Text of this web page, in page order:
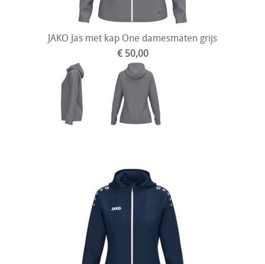
JAKO Jas met kap One damesmaten grijs
€ 50,00